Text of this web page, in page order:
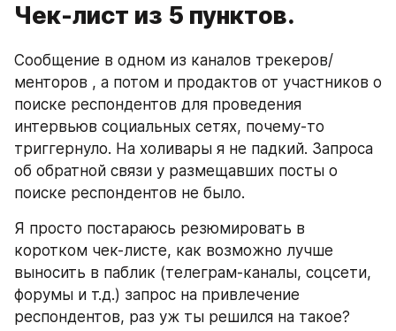
Чек-лист из 5 пунктов.
Сообщение в одном из каналов трекеров/
менторов , а потом и продактов от участников о
поиске респондентов для проведения
интервьюв социальных сетях, почему-то
триггернуло. На холивары я не падкий. Запроса
об обратной связи у размещавших посты о
поиске респондентов не было.
Я просто постараюсь резюмировать в
коротком чек-листе, как возможно лучше
выносить в паблик (телеграм-каналы, соцсети,
форумы и т.д.) запрос на привлечение
респондентов, раз уж ты решился на такое?